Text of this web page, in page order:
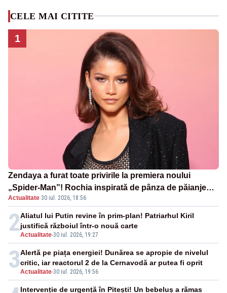
CELE MAI CITITE
1
Zendaya a furat toate privirile la premiera noului
„Spider-Man”! Rochia inspirată de pânza de păianjen a
făcut senzație
Actualitate·30 iul. 2026, 18:56
2Actualitate-30 iul. 2026, 19:27
Aliatul lui Putin revine în prim-plan! Patriarhul Kiril
justifică războiul într-o nouă carte
3Actualitate-30 iul. 2026, 19:56
Alertă pe piața energiei! Dunărea se apropie de nivelul
critic, iar reactorul 2 de la Cernavodă ar putea fi oprit
Intervenție de urgență în Pitești! Un bebeluș a rămas